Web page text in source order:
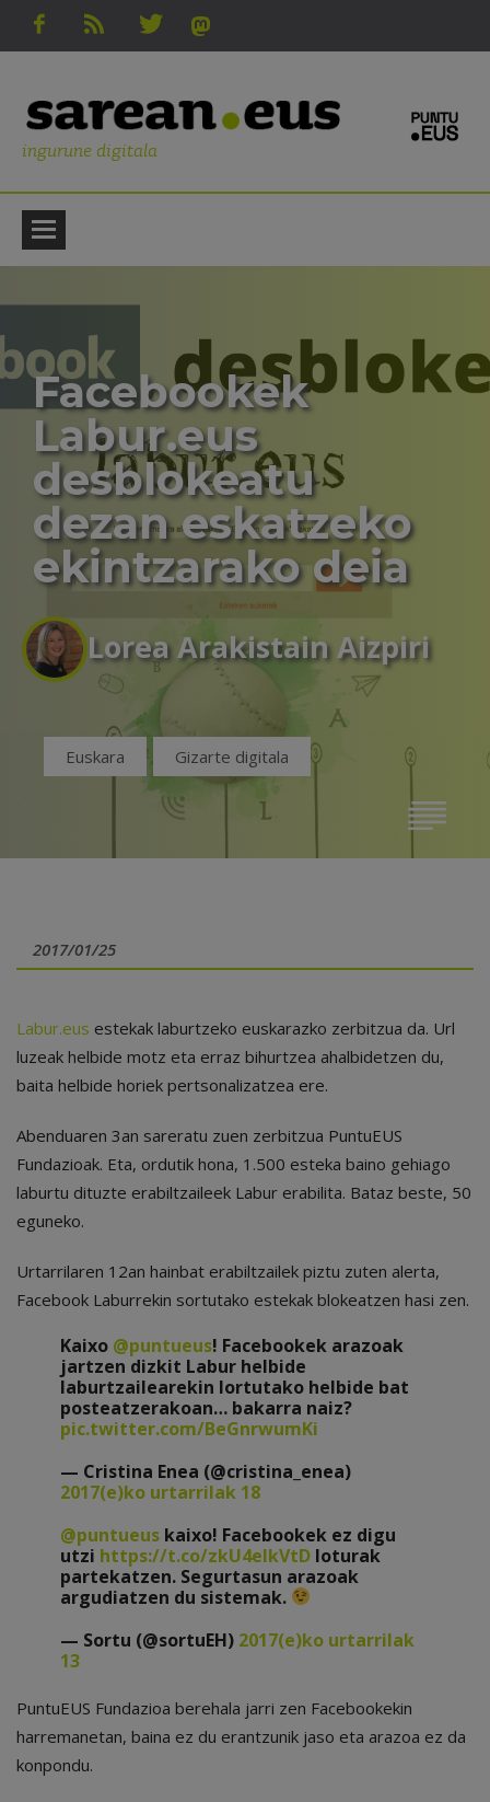
ingurune digitala
Facebookek
Labur.eus
desblokeatu
dezan eskatzeko
ekintzarako deia
Lorea Arakistain Aizpiri
Euskara Gizarte digitala
2017/01/25
Labur.eus estekak laburtzeko euskarazko zerbitzua da. Url
luzeak helbide motz eta erraz bihurtzea ahalbidetzen du,
baita helbide horiek pertsonalizatzea ere.
Abenduaren 3an sareratu zuen zerbitzua PuntuEUS
Fundazioak. Eta, ordutik hona, 1.500 esteka baino gehiago
laburtu dituzte erabiltzaileek Labur erabilita. Bataz beste, 50
eguneko.
Urtarrilaren 12an hainbat erabiltzailek piztu zuten alerta,
Facebook Laburrekin sortutako estekak blokeatzen hasi zen.
Kaixo @puntueus! Facebookek arazoak
jartzen dizkit Labur helbide
laburtzailearekin lortutako helbide bat
posteatzerakoan… bakarra naiz?
pic.twitter.com/BeGnrwumKi
— Cristina Enea (@cristina_enea)
2017(e)ko urtarrilak 18
@puntueus kaixo! Facebookek ez digu
utzi https://t.co/zkU4elkVtD loturak
partekatzen. Segurtasun arazoak
argudiatzen du sistemak.
— Sortu (@sortuEH) 2017(e)ko urtarrilak
13
PuntuEUS Fundazioa berehala jarri zen Facebookekin
harremanetan, baina ez du erantzunik jaso eta arazoa ez da
konpondu.